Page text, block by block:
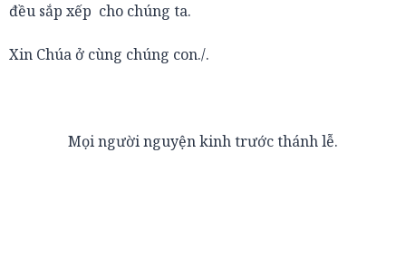
đều sắp xếp cho chúng ta.
Xin Chúa ở cùng chúng con./.
Mọi người nguyện kinh trước thánh lễ.